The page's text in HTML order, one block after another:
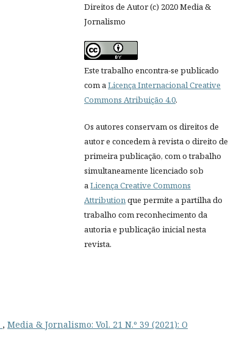
Direitos de Autor (c) 2020 Media &
Jornalismo
Este trabalho encontra-se publicado
com a Licença Internacional Creative
Commons Atribuição 4.0.
Os autores conservam os direitos de
autor e concedem à revista o direito de
primeira publicação, com o trabalho
simultaneamente licenciado sob
a Licença Creative Commons
Attribution que permite a partilha do
trabalho com reconhecimento da
autoria e publicação inicial nesta
revista.
, Media & Jornalismo: Vol. 21 N.º 39 (2021): O